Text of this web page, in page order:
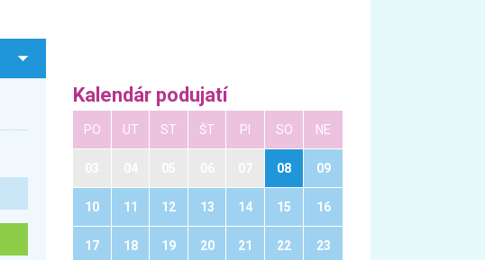
Kalendár podujatí
PO UT ST ŠT PI SO NE
08 09
10 11 12 13 14 15 16
17 18 19 20 21 22 23